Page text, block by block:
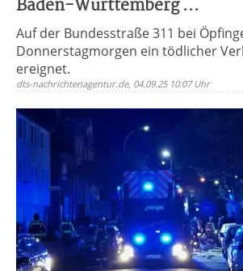
Baden-Württemberg ...
Auf der Bundesstraße 311 bei
Donnerstagmorgen ein tödlicher
ereignet.
dts-nachrichtenagentur.de, 04.09.25 10:07 Uhr